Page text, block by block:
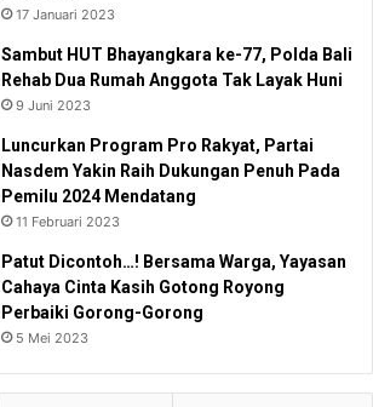
17 Januari 2023
Sambut HUT Bhayangkara ke-77, Polda Bali
Rehab Dua Rumah Anggota Tak Layak Huni
9 Juni 2023
Luncurkan Program Pro Rakyat, Partai
Nasdem Yakin Raih Dukungan Penuh Pada
Pemilu 2024 Mendatang
11 Februari 2023
Patut Dicontoh…! Bersama Warga, Yayasan
Cahaya Cinta Kasih Gotong Royong
Perbaiki Gorong-Gorong
5 Mei 2023